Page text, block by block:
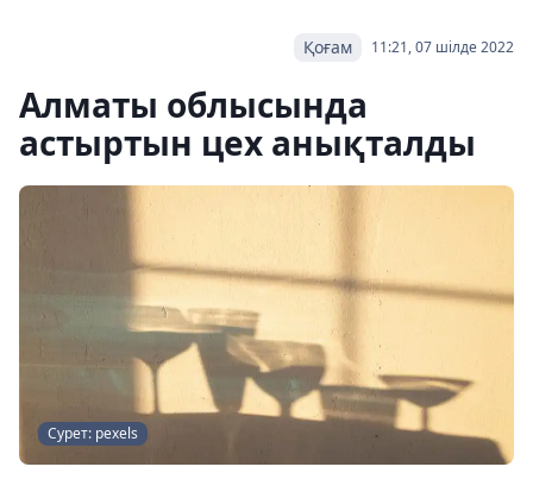
11:21, 07 шілде 2022
Қоғам
Алматы облысында
астыртын цех анықталды
Сурет: pexels